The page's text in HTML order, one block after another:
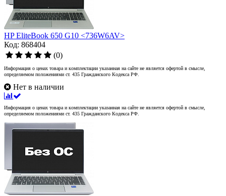
HP EliteBook 650 G10 <736W6AV>
Код: 868404
(0)
Информация о ценах товара и комплектации указанная на сайте не является офертой в смысле,
определяемом положениями ст. 435 Гражданского Кодекса РФ.
Нет в наличии
Информация о ценах товара и комплектации указанная на сайте не является офертой в смысле,
определяемом положениями ст. 435 Гражданского Кодекса РФ.